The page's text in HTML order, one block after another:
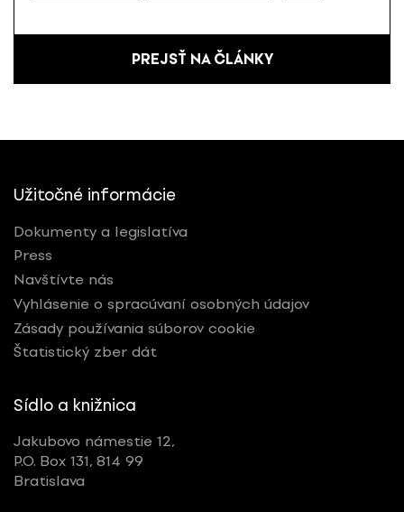
PREJSŤ NA ČLÁNKY
Užitočné informácie
Dokumenty a legislatíva
Press
Navštívte nás
Vyhlásenie o spracúvaní osobných údajov
Zásady používania súborov cookie
Štatistický zber dát
Sídlo a knižnica
Jakubovo námestie 12,
P.O. Box 131, 814 99
Bratislava